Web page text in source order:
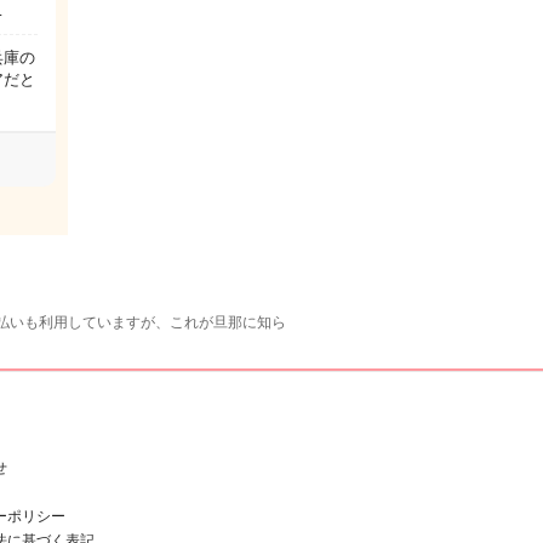
庫の
と
も利用していますが、これが旦那に知ら
ポリシー